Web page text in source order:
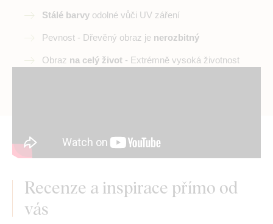
Stálé barvy odolné vůči UV záření
Pevnost - Dřevěný obraz je nerozbitný
Obraz na celý život - Extrémně vysoká životnost
Recenze a inspirace přímo od
vás